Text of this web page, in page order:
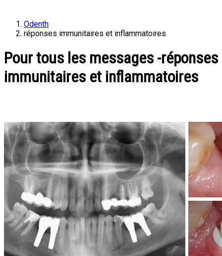
Odenth
réponses immunitaires et inflammatoires
Pour tous les messages -réponses
immunitaires et inflammatoires